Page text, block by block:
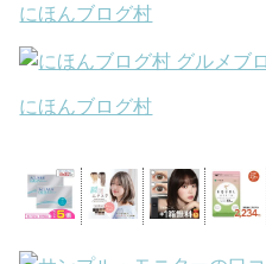
にほんブログ村
にほんブログ村